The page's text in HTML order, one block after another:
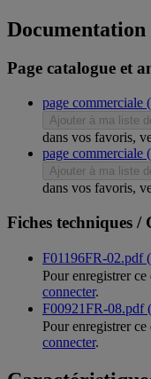
Documentation
Page catalogue et
page commerciale
Ajouter à ma liste
dans vos favoris,
page commerciale
Ajouter à ma liste
dans vos favoris,
Fiches techniques /
F01196FR-02.pdf
Pour enregistrer
connecter.
F00921FR-08.pdf
Pour enregistrer
connecter.